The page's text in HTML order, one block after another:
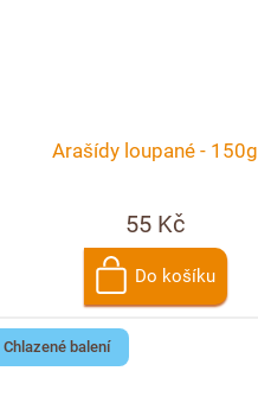
Arašídy loupané - 150g
55 Kč
Do košíku
Chlazené balení